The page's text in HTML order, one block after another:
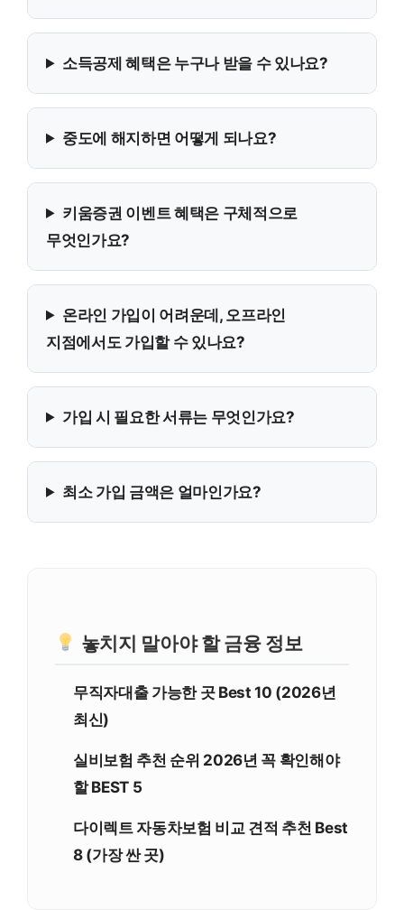
소득공제 혜택은 누구나 받을 수 있나요?
중도에 해지하면 어떻게 되나요?
키움증권 이벤트 혜택은 구체적으로
무엇인가요?
온라인 가입이 어려운데, 오프라인
지점에서도 가입할 수 있나요?
가입 시 필요한 서류는 무엇인가요?
최소 가입 금액은 얼마인가요?
놓치지 말아야 할 금융 정보
무직자대출 가능한 곳 Best 10 (2026년
최신)
실비보험 추천 순위 2026년 꼭 확인해야
할 BEST 5
다이렉트 자동차보험 비교 견적 추천 Best
8 (가장 싼 곳)